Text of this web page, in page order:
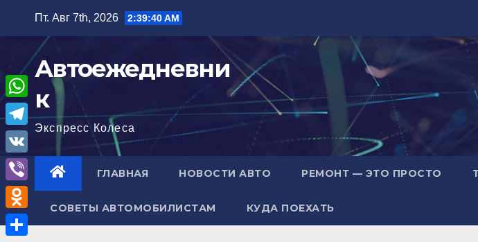
содержимому
Пт. Авг 7th, 2026 2:39:41 AM
Автоежедневни
к
Экспресс Колеса
ГЛАВНАЯ НОВОСТИ АВТО РЕМОНТ — ЭТО ПРОСТО
СОВЕТЫ АВТОМОБИЛИСТАМ КУДА ПОЕХАТЬ
W
h
a
A
T
e
l
e
g
V
K
V
i
b
O